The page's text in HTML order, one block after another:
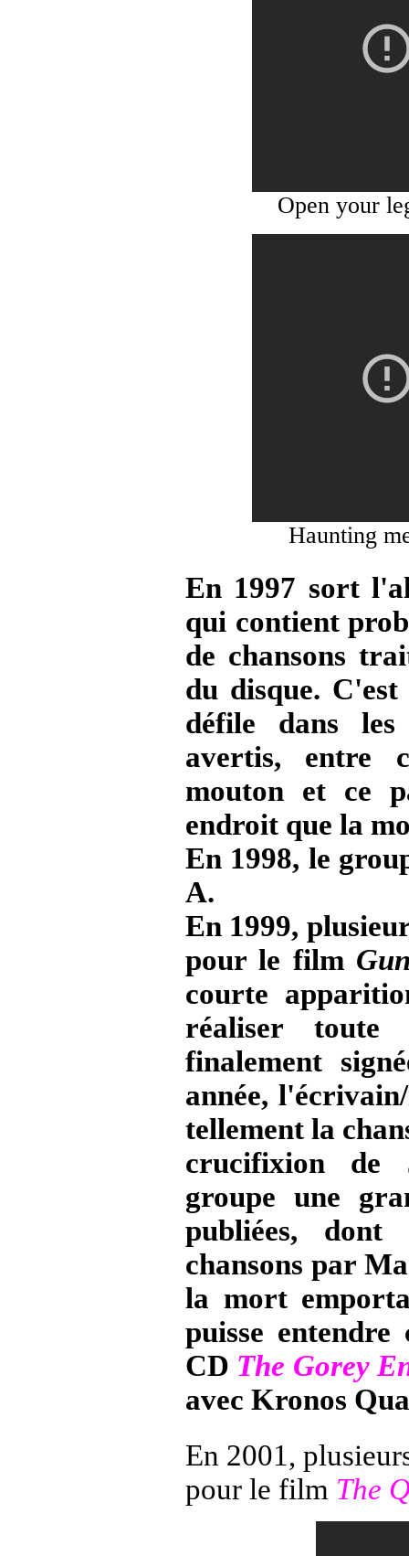
Open your
Haunting
En 1997 sort
qui contient
de chansons
du disque.
défile dans
avertis, entre
mouton et ce
endroit que la
En 1998, le
A.
En 1999,
pour le film
courte
réaliser toute
finalement
année,
tellement la
crucifixion de
groupe une
publiées, dont
chansons par
la mort
puisse entendre
CD The Gorey
avec Kronos
En 2001,
pour le film The